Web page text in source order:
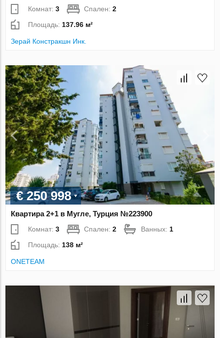
Комнат:3 Спален:2
Площадь: 137.96 м²
Зерай Констракшн Инк.
€ 250 998
Квартира 2+1 в Мугле, Турция №223900
Комнат:3 Спален:2 Ванных: 1
Площадь: 138 м²
ONETEAM